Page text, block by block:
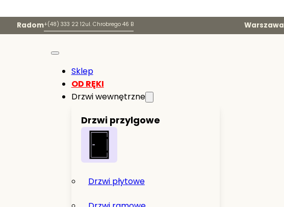
Radom+(48) 333 22 12ul. Chrobrego 46 B Warszawa
Sklep
OD RĘKI
Drzwi wewnętrzne
Drzwi przylgowe
Drzwi płytowe